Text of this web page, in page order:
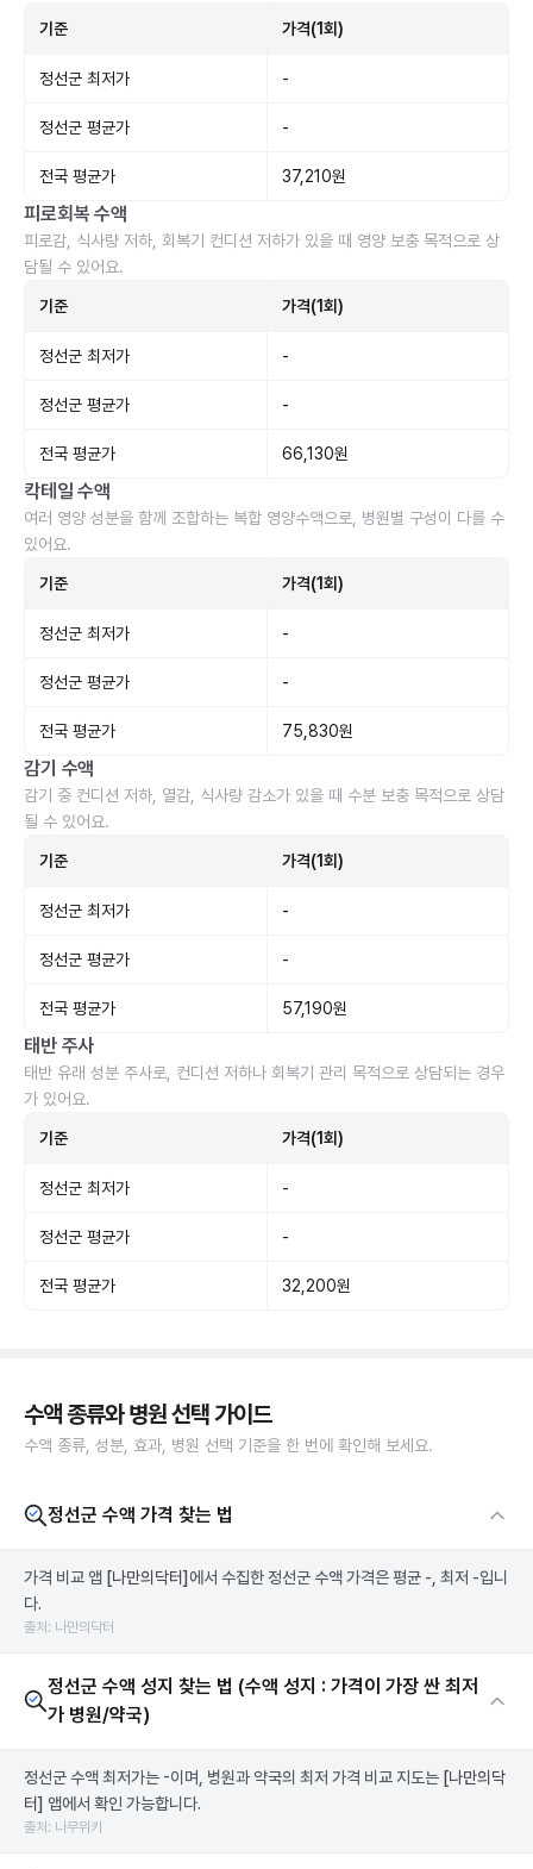
기준 가격(1회)
정선군 최저가 -
정선군 평균가 -
전국 평균가 37,210원
피로회복 수액
피로감, 식사량 저하, 회복기 컨디션 저하가 있을 때 영양 보충 목적으로 상
담될 수 있어요.
기준 가격(1회)
정선군 최저가 -
정선군 평균가 -
전국 평균가 66,130원
칵테일 수액
여러 영양 성분을 함께 조합하는 복합 영양수액으로, 병원별 구성이 다를 수
있어요.
기준 가격(1회)
정선군 최저가 -
정선군 평균가 -
전국 평균가 75,830원
감기 수액
감기 중 컨디션 저하, 열감, 식사량 감소가 있을 때 수분 보충 목적으로 상담
될 수 있어요.
기준 가격(1회)
정선군 최저가 -
정선군 평균가 -
전국 평균가 57,190원
태반 주사
태반 유래 성분 주사로, 컨디션 저하나 회복기 관리 목적으로 상담되는 경우
가 있어요.
기준 가격(1회)
정선군 최저가 -
정선군 평균가 -
전국 평균가 32,200원
수액 종류와 병원 선택 가이드
수액 종류, 성분, 효과, 병원 선택 기준을 한 번에 확인해 보세요.
정선군 수액 가격 찾는 법
가격 비교 앱 [나만의닥터] 에서 수집한 정선군 수액 가격은 평균 -, 최저 -입니
다.
출처: 나만의닥터
정선군 수액 성지 찾는 법 (수액 성지 : 가격이 가장 싼 최저
가 병원/약국)
정선군 수액 최저가는 -이며, 병원과 약국의 최저 가격 비교 지도는 [나만의닥
터] 앱에서 확인 가능합니다.
출처: 나무위키